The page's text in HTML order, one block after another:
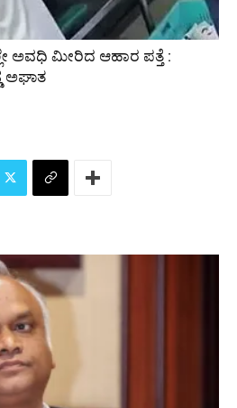
ಅವಧಿ ಮೀರಿದ ಆಹಾರ ಪತ್ತೆ :
ಅಘಾತ